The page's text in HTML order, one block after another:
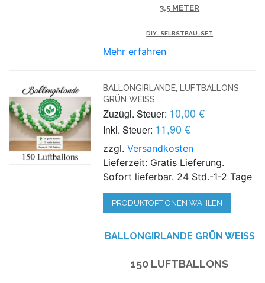
3,5 METER
DIY- SELBSTBAU-SET
Mehr erfahren
BALLONGIRLANDE, LUFTBALLONS
GRÜN WEISS
Zuzügl. Steuer: 10,00 €
Inkl. Steuer: 11,90 €
zzgl.Versandkosten
Lieferzeit: Gratis Lieferung.
Sofort lieferbar. 24 Std.-1-2 Tage
PRODUKTOPTIONEN WÄHLEN
BALLONGIRLANDE GRÜN WEISS
150 LUFTBALLONS